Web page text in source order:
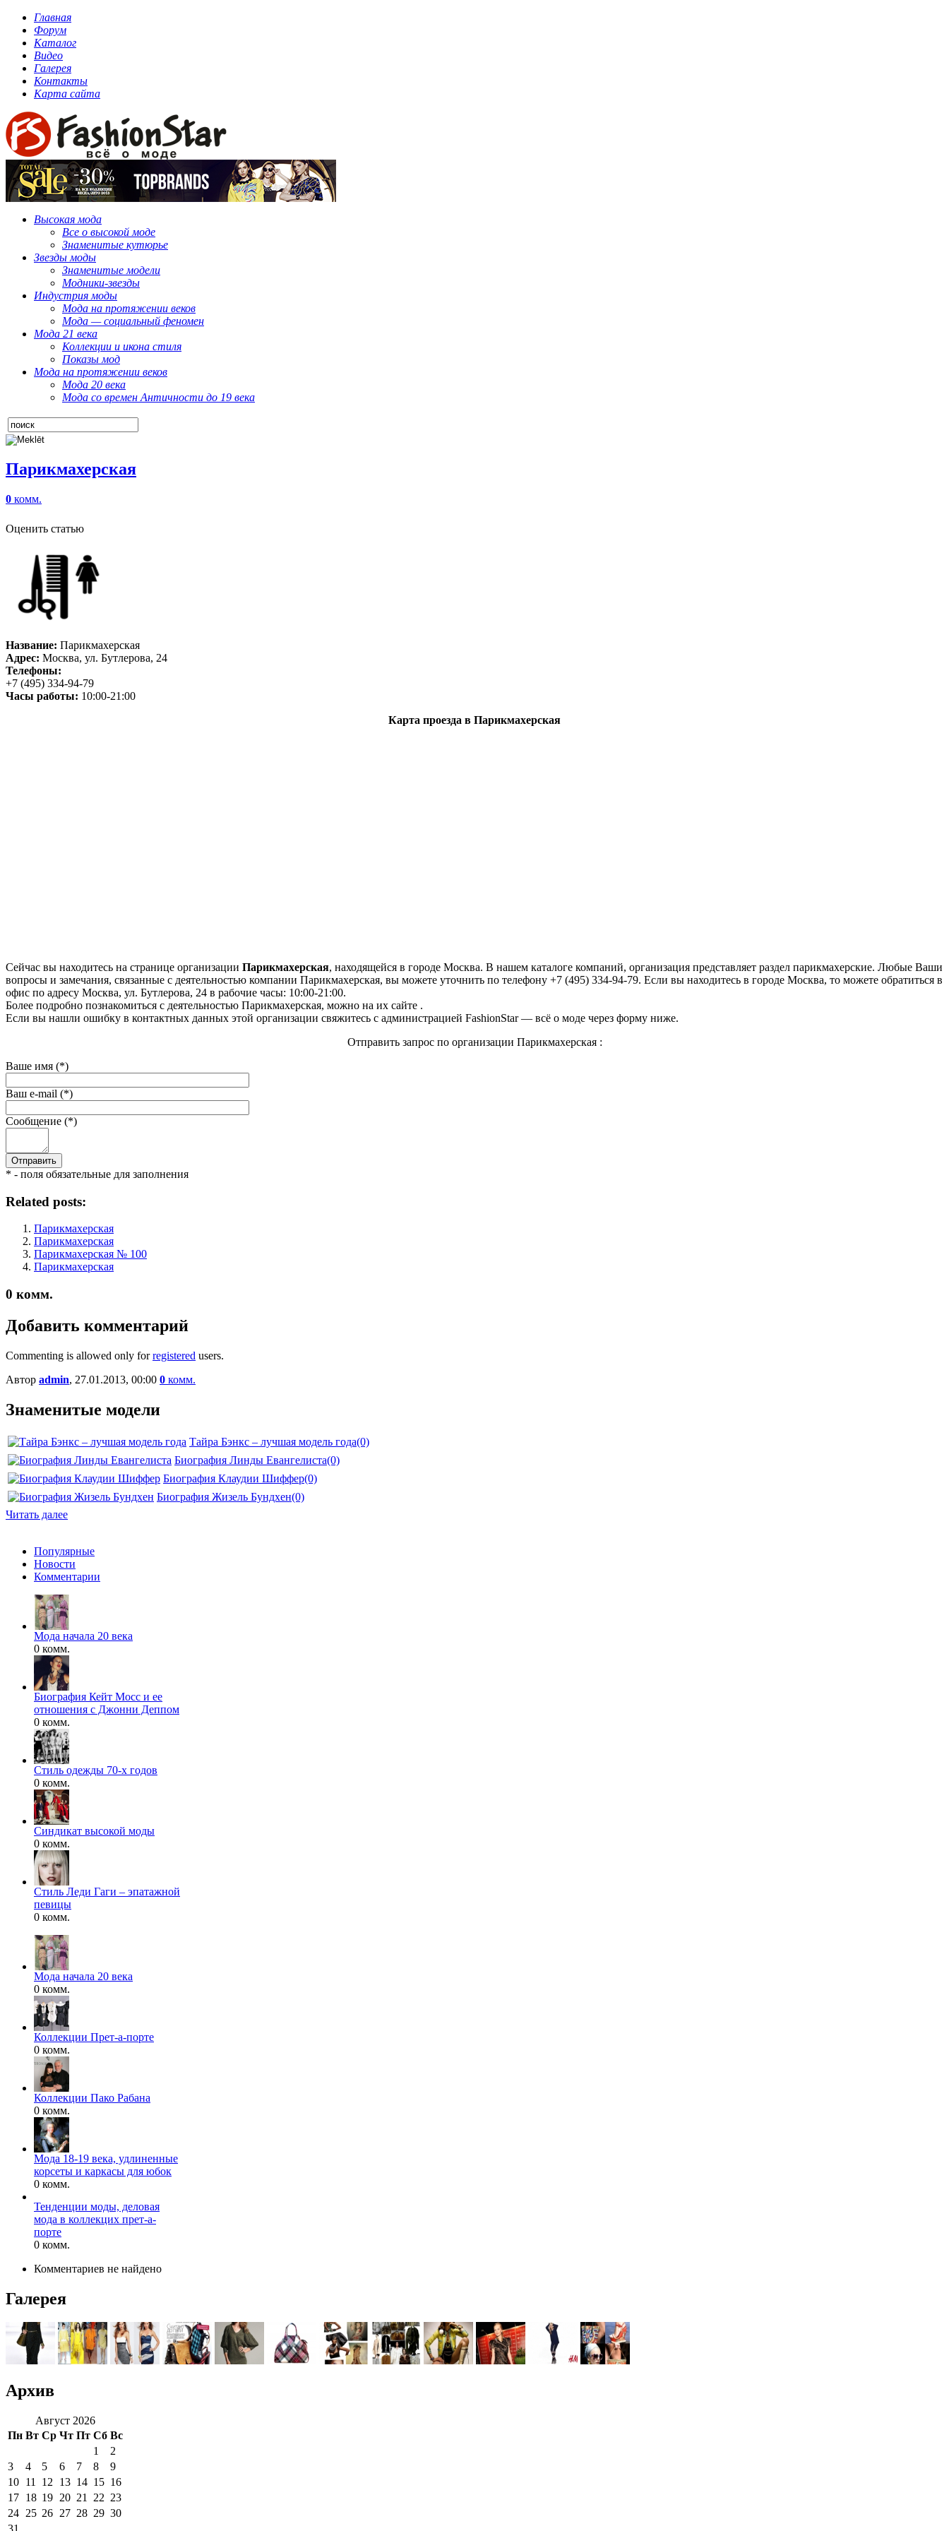
Главная
Форум
Каталог
Видео
Галерея
Контакты
Карта сайта
Высокая мода
Все о высокой моде
Знаменитые кутюрье
Звезды моды
Знаменитые модели
Модники-звезды
Индустрия моды
Мода на протяжении веков
Мода — социальный феномен
Мода 21 века
Коллекции и икона стиля
Показы мод
Мода на протяжении веков
Мода 20 века
Мода со времен Античности до 19 века
Парикмахерская
0 комм.
Оценить статью
Название: Парикмахерская
Адрес: Москва, ул. Бутлерова, 24
Телефоны:
+7 (495) 334-94-79
Часы работы: 10:00-21:00
Карта проезда в Парикмахерская
Сейчас вы находитесь на странице организации Парикмахерская, находящейся в городе Москва. В нашем каталоге компаний, организация представляет раздел парикмахерские. Любые Ваши
вопросы и замечания, связанные с деятельностью компании Парикмахерская, вы можете уточнить по телефону +7 (495) 334-94-79. Если вы находитесь в городе Москва, то можете обратиться в
офис по адресу Москва, ул. Бутлерова, 24 в рабочие часы: 10:00-21:00.
Более подробно познакомиться с деятельностью Парикмахерская, можно на их сайте .
Если вы нашли ошибку в контактных данных этой организации свяжитесь с администрацией FashionStar — всё о моде через форму ниже.
Отправить запрос по организации Парикмахерская :
Ваше имя (*)
Ваш e-mail (*)
Сообщение (*)
* - поля обязательные для заполнения
Related posts:
Парикмахерская
Парикмахерская
Парикмахерская № 100
Парикмахерская
0 комм.
Добавить комментарий
Commenting is allowed only forregistered users.
Автор admin, 27.01.2013, 00:00 0 комм.
Знаменитые модели
Тайра Бэнкс – лучшая модель года(0)
Биография Линды Евангелиста(0)
Биография Клаудии Шиффер(0)
Биография Жизель Бундхен(0)
Читать далее
Популярные
Новости
Комментарии
Мода начала 20 века
0 комм.
Биография Кейт Мосс и ее
отношения с Джонни Деппом
0 комм.
Стиль одежды 70-х годов
0 комм.
Синдикат высокой моды
0 комм.
Стиль Леди Гаги – эпатажной
певицы
0 комм.
Мода начала 20 века
0 комм.
Коллекции Прет-а-порте
0 комм.
Коллекции Пако Рабана
0 комм.
Мода 18-19 века, удлиненные
корсеты и каркасы для юбок
0 комм.
Тенденции моды, деловая
мода в коллекцих прет-а-
порте
0 комм.
Комментариев не найдено
Галерея
Архив
Август 2026
Пн Вт Ср Чт Пт Сб Вс
1
2
3
4 5 6 7 8
9
10 11 12 13 14 15 16
17 18 19 20 21 22 23
24 25 26 27 28 29 30